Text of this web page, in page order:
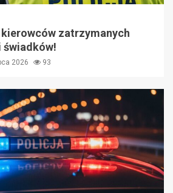
zatrzymanych
2026 93